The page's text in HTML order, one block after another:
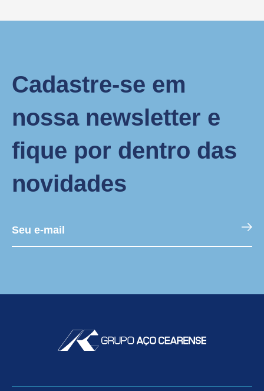
Cadastre-se em
nossa newsletter e
fique por dentro das
novidades